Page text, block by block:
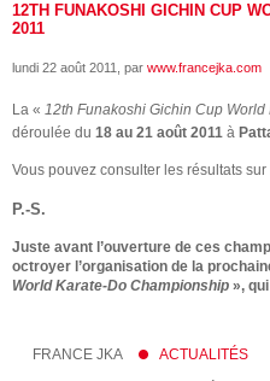
12TH FUNAKOSHI GICHIN CUP
2011
lundi 22 août 2011 , par www.francejka.com
La « 12th Funakoshi Gichin Cup
déroulée du 18 au 21 août 2011 à
Vous pouvez consulter les résultats sur
P.-S.
Juste avant l’ouverture de ces
octroyer l’organisation de la
World Karate-Do Championship »,
FRANCE JKA ACTUALITÉS